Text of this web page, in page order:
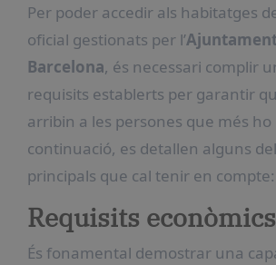
Per poder accedir als habitatges
oficial gestionats per l’
Barcelona, és necessari complir
requisits establerts per garantir
arribin a les persones que més ho
continuació, es detallen alguns
principals que cal tenir en compte:
Requisits econòmics
És fonamental demostrar una